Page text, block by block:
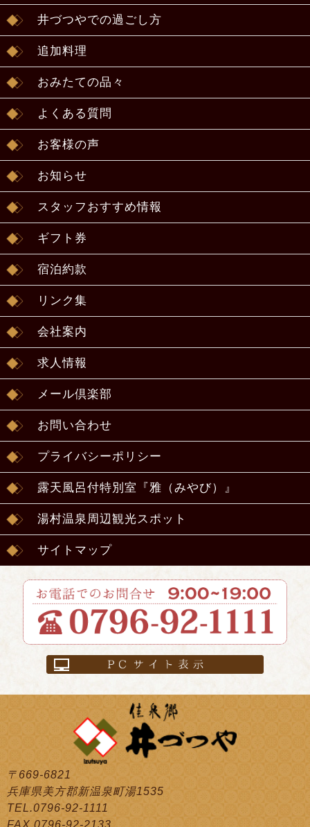
井づつやでの過ごし方
追加料理
おみたての品々
よくある質問
お客様の声
お知らせ
スタッフおすすめ情報
ギフト券
宿泊約款
リンク集
会社案内
求人情報
メール倶楽部
お問い合わせ
プライバシーポリシー
露天風呂付特別室『雅（みやび）』
湯村温泉周辺観光スポット
サイトマップ
〒669-6821
兵庫県美方郡新温泉町湯1535
TEL.0796-92-1111